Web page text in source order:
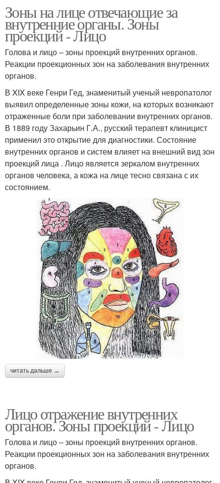
Зоны на лице отвечающие за
внутренние органы. Зоны
проекций - Лицо
Голова и лицо – зоны проекций внутренних органов.
Реакции проекционных зон на заболевания внутренних
органов.
В XIX веке Генри Гед, знаменитый ученый невропатолог
выявил определенные зоны кожи, на которых возникают
отраженные боли при заболевании внутренних органов.
В 1889 году Захарьин Г.А., русский терапевт клиницист
применил это открытие для диагностики. Состояние
внутренних органов и систем влияет на внешний вид зон
проекций лица . Лицо является зеркалом внутренних
органов человека, а кожа на лице тесно связана с их
состоянием.
читать дальше →
Лицо отражение внутренних
органов. Зоны проекций - Лицо
Голова и лицо – зоны проекций внутренних органов.
Реакции проекционных зон на заболевания внутренних
органов.